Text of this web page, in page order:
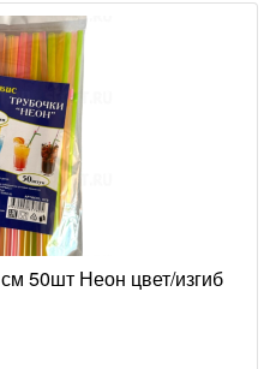
50шт Неон цвет/изгиб